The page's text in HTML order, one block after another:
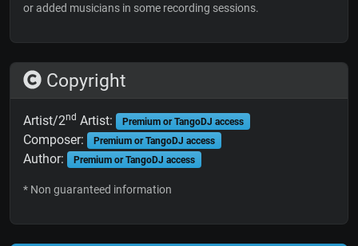
or added musicians in some recording sessions.
Copyright
Artist/2nd Artist: Premium or TangoDJ access
Composer: Premium or TangoDJ access
Author: Premium or TangoDJ access
* Non guaranteed information